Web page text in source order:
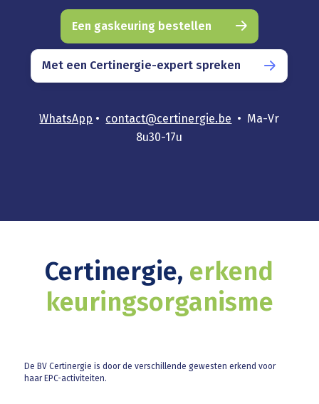
Een gaskeuring bestellen
Met een Certinergie-expert spreken
WhatsApp • contact@certinergie.be • Ma-Vr
8u30-17u
Certinergie, erkend
keuringsorganisme
De BV Certinergie is door de verschillende gewesten erkend voor
haar EPC-activiteiten.